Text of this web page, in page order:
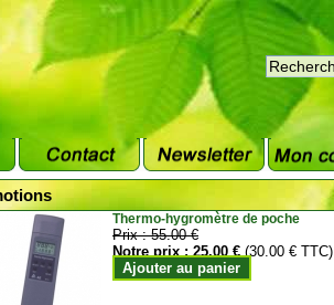
Thermo-hygromètre de poche
Prix :55.00 €
Notre prix :25.00 € (30.00 € TTC)
Ajouter au panier